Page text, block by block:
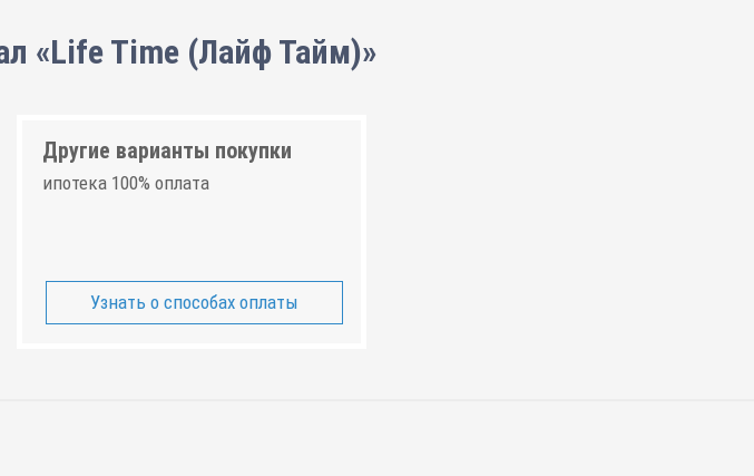
«Life Time (Лайф Тайм)»
Другие варианты покупки
ипотека 100% оплата
Узнать о способах оплаты